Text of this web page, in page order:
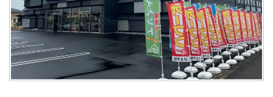
・ブログ